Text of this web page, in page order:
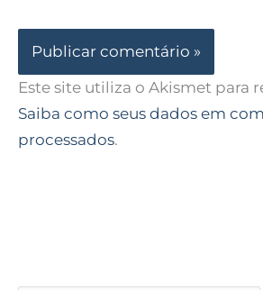
Este site utiliza o Akismet para
Saiba como seus dados em
processados.